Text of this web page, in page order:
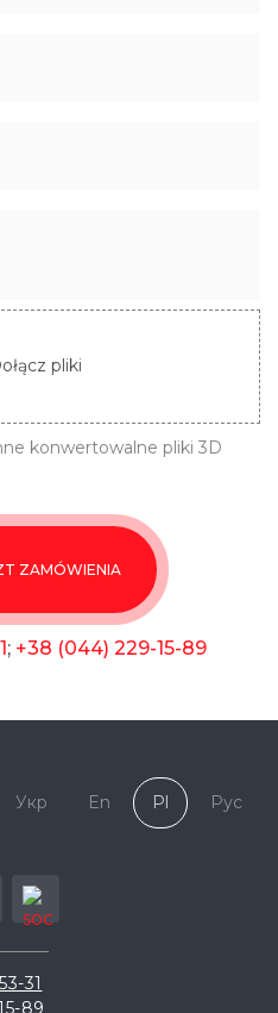
pliki
konwertowalne pliki 3D
ZAMÓWIENIA
; +38 (044) 229-15-89
Укр En Pl Рус
31
89